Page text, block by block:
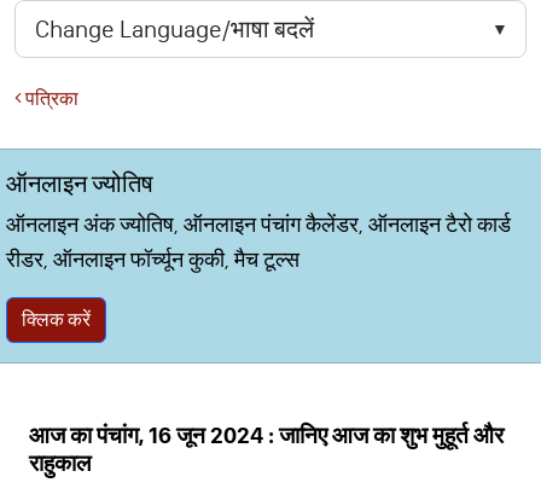
पत्रिका
ऑनलाइन ज्योतिष
ऑनलाइन अंक ज्योतिष, ऑनलाइन पंचांग कैलेंडर, ऑनलाइन टैरो कार्ड
रीडर, ऑनलाइन फॉर्च्यून कुकी, मैच टूल्स
क्लिक करें
आज का पंचांग, 16 जून 2024 : जानिए आज का शुभ मुहूर्त और
राहुकाल